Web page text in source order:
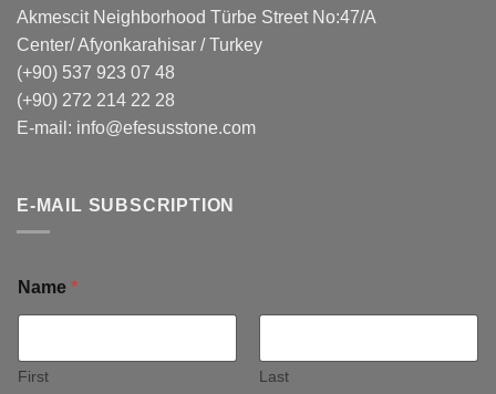
Akmescit Neighborhood Türbe Street No:47/A
Center/ Afyonkarahisar / Turkey
(+90) 537 923 07 48
(+90) 272 214 22 28
E-mail: info@efesusstone.com
E-MAIL SUBSCRIPTION
Name *
First Last